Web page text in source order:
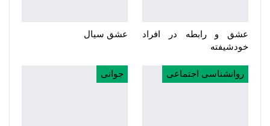
عشق و رابطه در افراد
خودشیفته
عشق سیال
روانشناسی اجتماعی جوانی